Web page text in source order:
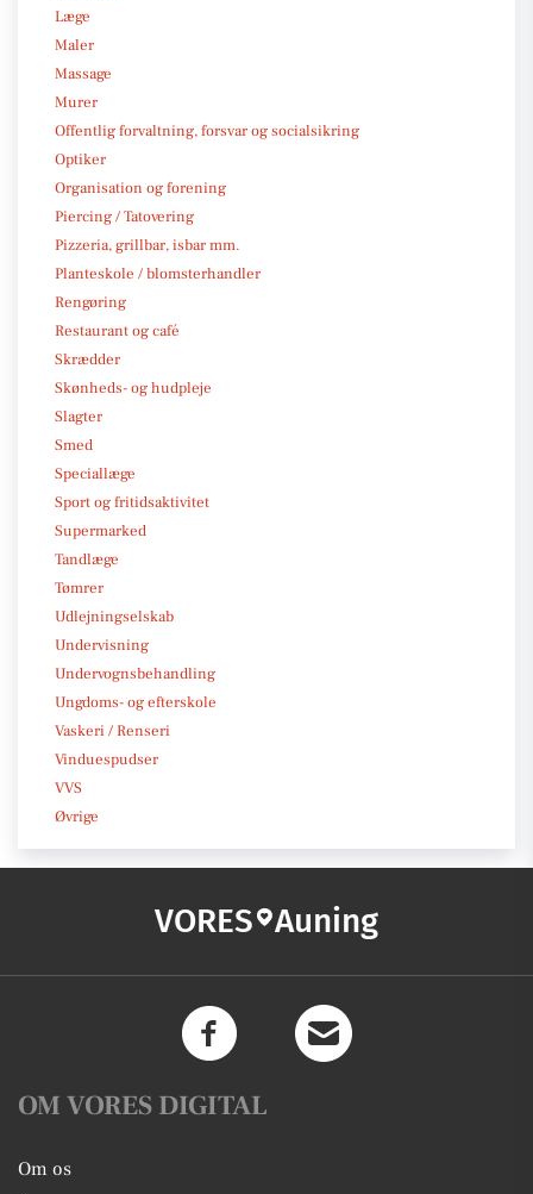
Læge
Maler
Massage
Murer
Offentlig forvaltning, forsvar og socialsikring
Optiker
Organisation og forening
Piercing / Tatovering
Pizzeria, grillbar, isbar mm.
Planteskole / blomsterhandler
Rengøring
Restaurant og café
Skrædder
Skønheds- og hudpleje
Slagter
Smed
Speciallæge
Sport og fritidsaktivitet
Supermarked
Tandlæge
Tømrer
Udlejningselskab
Undervisning
Undervognsbehandling
Ungdoms- og efterskole
Vaskeri / Renseri
Vinduespudser
VVS
Øvrige
VORES Auning
OM VORES DIGITAL
Om os